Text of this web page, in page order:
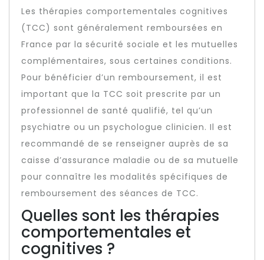
Les thérapies comportementales cognitives
(TCC) sont généralement remboursées en
France par la sécurité sociale et les mutuelles
complémentaires, sous certaines conditions.
Pour bénéficier d’un remboursement, il est
important que la TCC soit prescrite par un
professionnel de santé qualifié, tel qu’un
psychiatre ou un psychologue clinicien. Il est
recommandé de se renseigner auprès de sa
caisse d’assurance maladie ou de sa mutuelle
pour connaître les modalités spécifiques de
remboursement des séances de TCC.
Quelles sont les thérapies
comportementales et
cognitives ?